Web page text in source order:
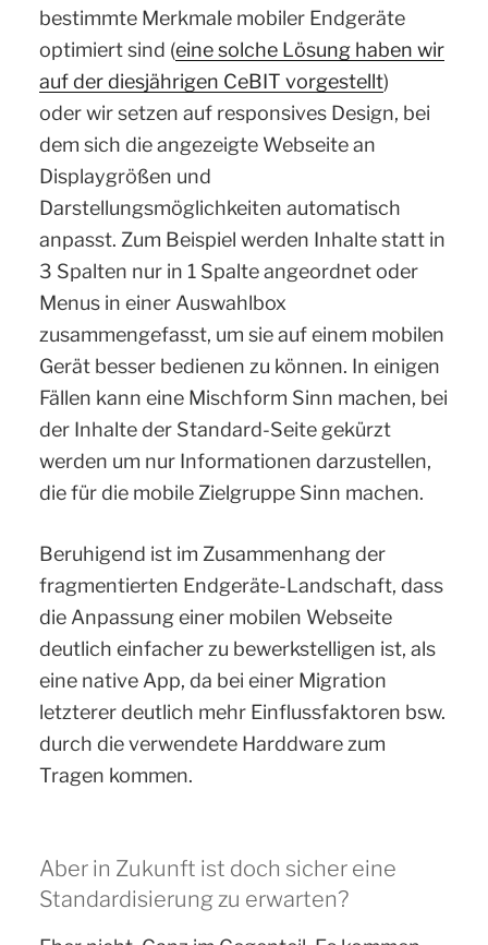
bestimmte Merkmale mobiler Endgeräte
optimiert sind (eine solche Lösung haben wir
auf der diesjährigen CeBIT vorgestellt)
oder wir setzen auf responsives Design, bei
dem sich die angezeigte Webseite an
Displaygrößen und
Darstellungsmöglichkeiten automatisch
anpasst. Zum Beispiel werden Inhalte statt in
3 Spalten nur in 1 Spalte angeordnet oder
Menus in einer Auswahlbox
zusammengefasst, um sie auf einem mobilen
Gerät besser bedienen zu können. In einigen
Fällen kann eine Mischform Sinn machen, bei
der Inhalte der Standard-Seite gekürzt
werden um nur Informationen darzustellen,
die für die mobile Zielgruppe Sinn machen.
Beruhigend ist im Zusammenhang der
fragmentierten Endgeräte-Landschaft, dass
die Anpassung einer mobilen Webseite
deutlich einfacher zu bewerkstelligen ist, als
eine native App, da bei einer Migration
letzterer deutlich mehr Einflussfaktoren bsw.
durch die verwendete Harddware zum
Tragen kommen.
Aber in Zukunft ist doch sicher eine
Standardisierung zu erwarten?